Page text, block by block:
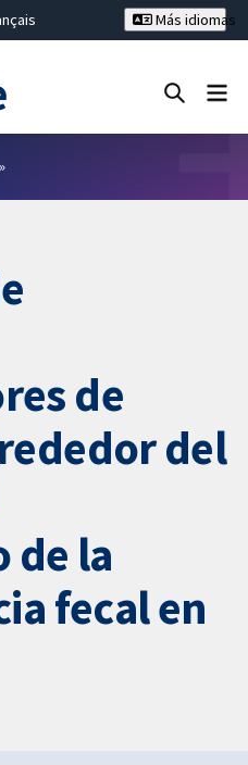
Más idiomas
de
del
de la
fecal en